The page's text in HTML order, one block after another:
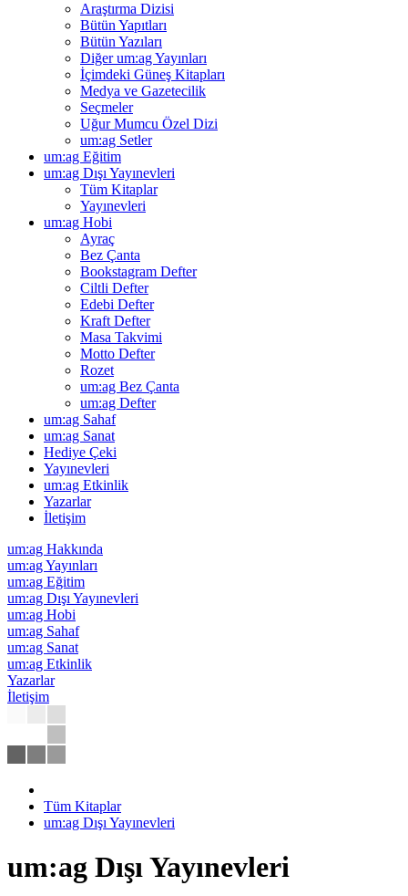
Araştırma Dizisi
Bütün Yapıtları
Bütün Yazıları
Diğer um:ag Yayınları
İçimdeki Güneş Kitapları
Medya ve Gazetecilik
Seçmeler
Uğur Mumcu Özel Dizi
um:ag Setler
um:ag Eğitim
um:ag Dışı Yayınevleri
Tüm Kitaplar
Yayınevleri
um:ag Hobi
Ayraç
Bez Çanta
Bookstagram Defter
Ciltli Defter
Edebi Defter
Kraft Defter
Masa Takvimi
Motto Defter
Rozet
um:ag Bez Çanta
um:ag Defter
um:ag Sahaf
um:ag Sanat
Hediye Çeki
Yayınevleri
um:ag Etkinlik
Yazarlar
İletişim
um:ag Hakkında
um:ag Yayınları
um:ag Eğitim
um:ag Dışı Yayınevleri
um:ag Hobi
um:ag Sahaf
um:ag Sanat
um:ag Etkinlik
Yazarlar
İletişim
Tüm Kitaplar
um:ag Dışı Yayınevleri
um:ag Dışı Yayınevleri